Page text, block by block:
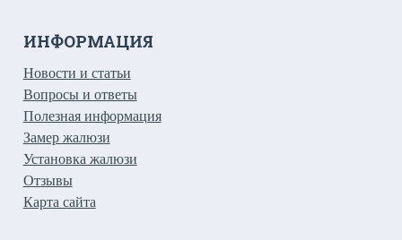
ИНФОРМАЦИЯ
Новости и статьи
Вопросы и ответы
Полезная информация
Замер жалюзи
Установка жалюзи
Отзывы
Карта сайта